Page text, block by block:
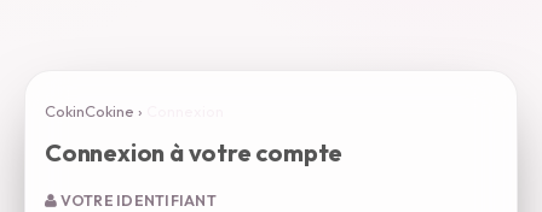
CokinCokine ›
Connexion à votre compte
VOTRE IDENTIFIANT